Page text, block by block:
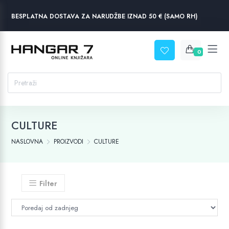
BESPLATNA DOSTAVA ZA NARUDŽBE IZNAD 50 € (SAMO RH)
0
CULTURE
NASLOVNA PROIZVODI CULTURE
Filter